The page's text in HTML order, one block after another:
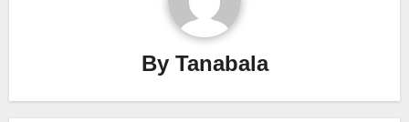
By Tanabala